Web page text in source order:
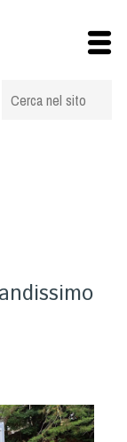
lavoro regionali